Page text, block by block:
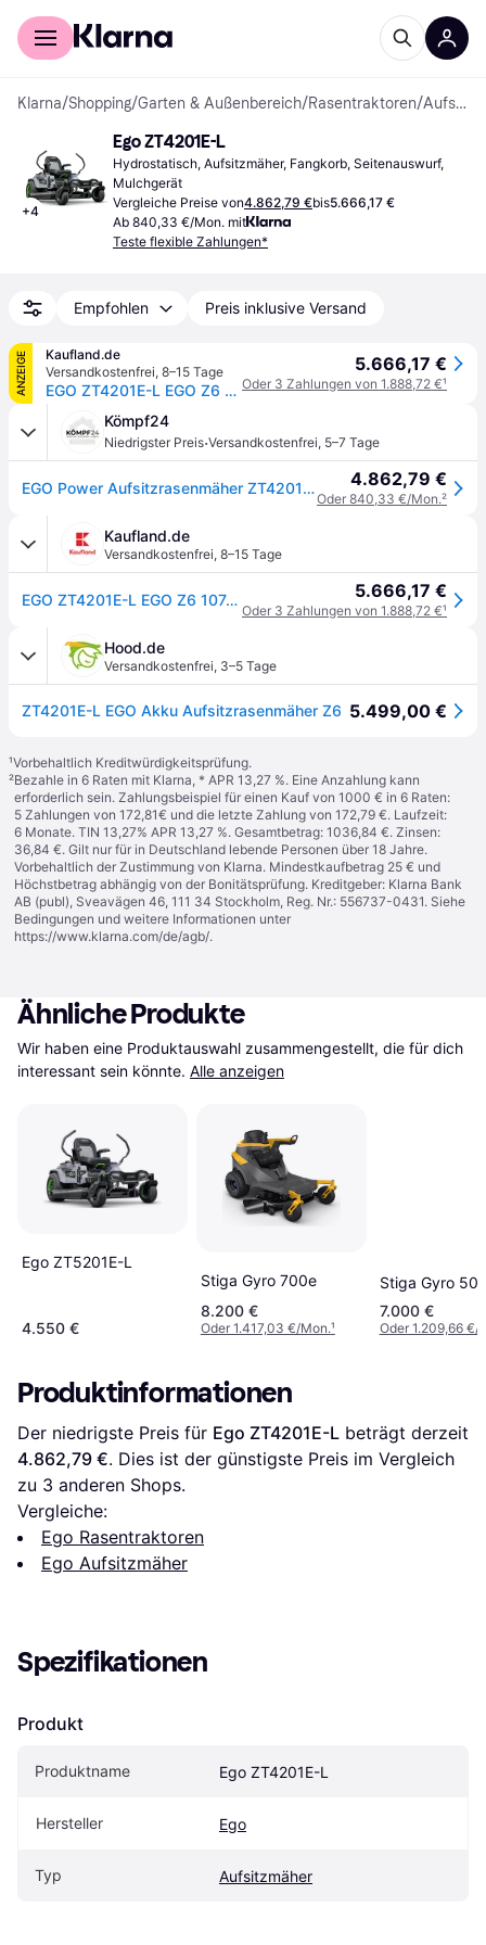
Für Shopper
Klarna/Shopping/Garten & Außenbereich/Rasentraktoren/ Aufsitzmäher
+4
Ego ZT4201E-L
Hydrostatisch, Aufsitzmäher, Fangkorb, Seitenauswurf,
Mulchgerät
Vergleiche Preise von4.862,79 €bis5.666,17 €
Ab 840,33 €/Mon. mit
Teste flexible Zahlungen*
Empfohlen Preis inklusive Versand
ANZEIGE
Kaufland.de
Versandkostenfrei, 8–15 Tage
EGO ZT4201E-L EGO Z6 107cm Aufsitzrasenmäher Kit
5.666,17 €
Oder 3 Zahlungen von 1.888,72 €¹
Kömpf24
Niedrigster Preis·Versandkostenfrei, 5–7 Tage
EGO Power Aufsitzrasenmäher ZT4201E-L 4.862,79 €
Oder 840,33 €/Mon.²
Kaufland.de
Versandkostenfrei, 8–15 Tage
EGO ZT4201E-L EGO Z6 107cm Aufsitzrasenmäher Kit 5.666,17 €
Oder 3 Zahlungen von 1.888,72 €¹
Hood.de
Versandkostenfrei, 3–5 Tage
ZT4201E-L EGO Akku Aufsitzrasenmäher Z6 5.499,00 €
¹Vorbehaltlich Kreditwürdigkeitsprüfung.
²Bezahle in 6 Raten mit Klarna, * APR 13,27 %. Eine Anzahlung kann
erforderlich sein. Zahlungsbeispiel für einen Kauf von 1000 € in 6 Raten:
5 Zahlungen von 172,81€ und die letzte Zahlung von 172,79 €. Laufzeit:
6 Monate. TIN 13,27% APR 13,27 %. Gesamtbetrag: 1036,84 €. Zinsen:
36,84 €. Gilt nur für in Deutschland lebende Personen über 18 Jahre.
Vorbehaltlich der Zustimmung von Klarna. Mindestkaufbetrag 25 € und
Höchstbetrag abhängig von der Bonitätsprüfung. Kreditgeber: Klarna Bank
AB (publ), Sveavägen 46, 111 34 Stockholm, Reg. Nr.: 556737-0431. Siehe
Bedingungen und weitere Informationen unter
https://www.klarna.com/de/agb/.
Ähnliche Produkte
Wir haben eine Produktauswahl zusammengestellt, die für dich
interessant sein könnte. Alle anzeigen
Ego ZT5201E-L
4.550 €
Stiga Gyro 700e
8.200 €
Oder 1.417,03 €/Mon.¹
Stiga Gyro
7.000 €
Oder 1.209,66 €/
Produktinformationen
Der niedrigste Preis für Ego ZT4201E-L
4.862,79 €. Dies ist der günstigste Preis im Vergleich
zu 3 anderen Shops.
Vergleiche:
Ego Rasentraktoren
Ego Aufsitzmäher
Spezifikationen
Produkt
Produktname Ego ZT4201E-L
Hersteller Ego
Typ Aufsitzmäher